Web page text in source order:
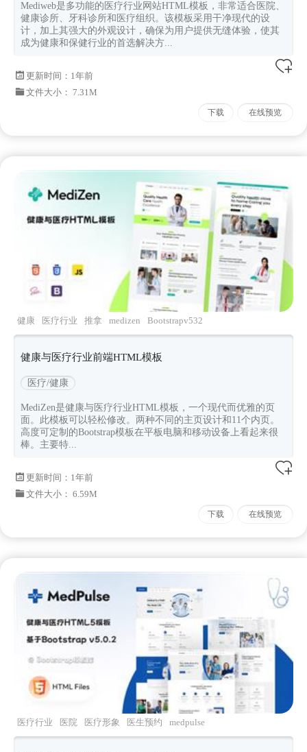
Mediweb是多功能的医疗行业网站HTML模板，非常适合医院、
健康诊所、牙科诊所和医疗组织。该模板采用干净现代的设
计，加上其强大的外观设计，确保为用户提供无缝体验，使其
成为健康和保健行业的首选解决方...
更新时间： 1年前
文件大小： 7.31M
下载 在线预览
健康 医疗行业 推拿 medizen Bootstrapv532
健康与医疗行业前端HTML模板
医疗/健康
MediZen是健康与医疗行业HTML模板，一个现代而优雅的页
面。此模板可以轻松修改。两种不同的主页设计和11个内页。
高度可定制的Bootstrap模板在平板电脑和移动设备上看起来很
棒。主要特...
更新时间： 1年前
文件大小： 6.59M
下载 在线预览
医疗行业 医院 医疗形象 医生预约 medpulse